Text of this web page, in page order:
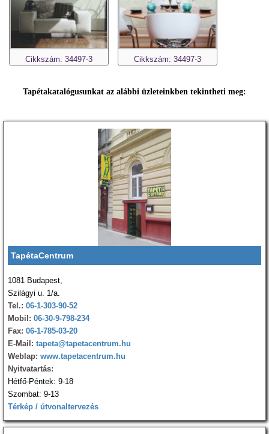
Cikkszám: 34497-3 Cikkszám: 34497-3
Tapétakatalógusunkat az alábbi üzleteinkben tekintheti meg:
TapétaCentrum
1081 Budapest,
Szilágyi u. 1/a.
Tel.: 06-1-303-90-52
Mobil: 06-30-9-798-234
Fax: 06-1-785-03-20
E-Mail: tapeta@tapetacentrum.hu
Weblap: www.tapetacentrum.hu
Nyitvatartás:
Hétfő-Péntek: 9-18
Szombat: 9-13
Térkép / útvonaltervezés